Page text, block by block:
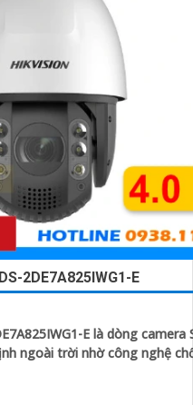
2DE7A825IWG1-E
E là dòng camera
ngoài trời nhờ công nghệ